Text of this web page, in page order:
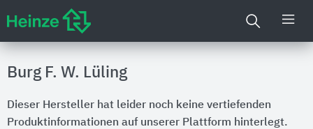
Burg F. W. Lüling
Dieser Hersteller hat leider noch keine vertiefenden
Produktinformationen auf unserer Plattform hinterlegt.